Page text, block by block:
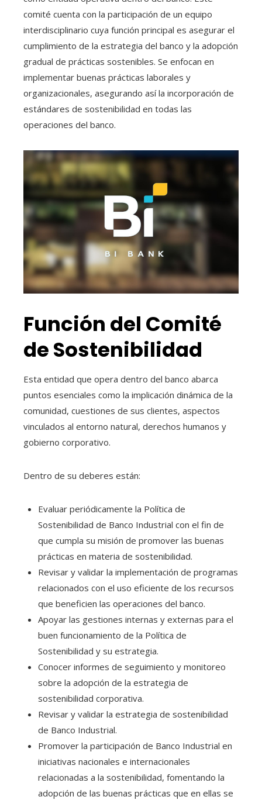
comité cuenta con la participación de un equipo
interdisciplinario cuya función principal es asegurar el
cumplimiento de la estrategia del banco y la adopción
gradual de prácticas sostenibles. Se enfocan en
implementar buenas prácticas laborales y
organizacionales, asegurando así la incorporación de
estándares de sostenibilidad en todas las
operaciones del banco.
Función del Comité
de Sostenibilidad
Esta entidad que opera dentro del banco abarca
puntos esenciales como la implicación dinámica de la
comunidad, cuestiones de sus clientes, aspectos
vinculados al entorno natural, derechos humanos y
gobierno corporativo.
Dentro de su deberes están:
Evaluar periódicamente la Política de
Sostenibilidad de Banco Industrial con el fin de
que cumpla su misión de promover las buenas
prácticas en materia de sostenibilidad.
Revisar y validar la implementación de programas
relacionados con el uso eficiente de los recursos
que beneficien las operaciones del banco.
Apoyar las gestiones internas y externas para el
buen funcionamiento de la Política de
Sostenibilidad y su estrategia.
Conocer informes de seguimiento y monitoreo
sobre la adopción de la estrategia de
sostenibilidad corporativa.
Revisar y validar la estrategia de sostenibilidad
de Banco Industrial.
Promover la participación de Banco Industrial en
iniciativas nacionales e internacionales
relacionadas a la sostenibilidad, fomentando la
adopción de las buenas prácticas que en ellas se